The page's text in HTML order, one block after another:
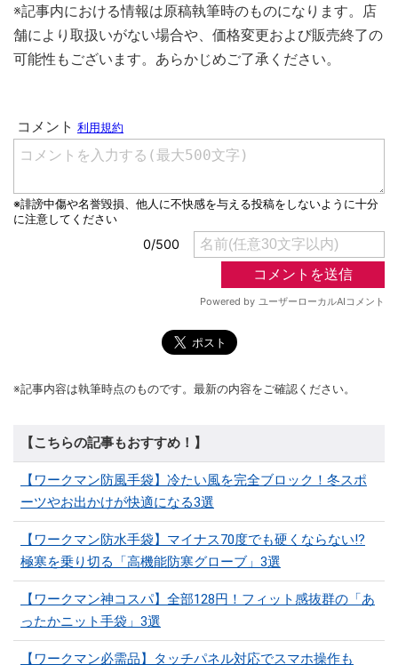
※記事内における情報は原稿執筆時のものになります。店
舗により取扱いがない場合や、価格変更および販売終了の
可能性もございます。あらかじめご了承ください。
※記事内容は執筆時点のものです。最新の内容をご確認ください。
【こちらの記事もおすすめ！】
【ワークマン防風手袋】冷たい風を完全ブロック！冬スポ
ーツやお出かけが快適になる3選
【ワークマン防水手袋】マイナス70度でも硬くならない!?
極寒を乗り切る「高機能防寒グローブ」3選
【ワークマン神コスパ】全部128円！フィット感抜群の「あ
ったかニット手袋」3選
【ワークマン必需品】タッチパネル対応でスマホ操作も